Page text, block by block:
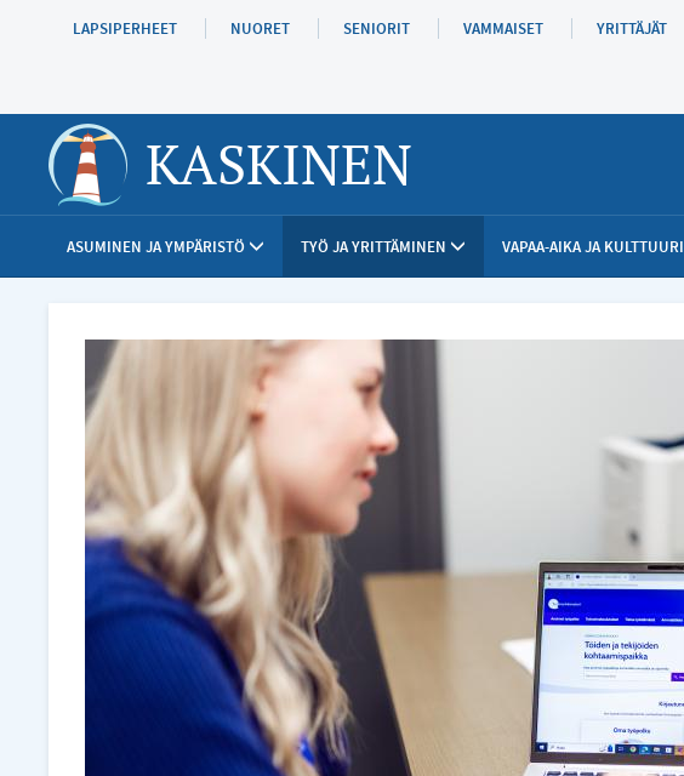
pääsisältöönLAPSIPERHEET NUORET SENIORIT VAMMAISET YRITTÄJÄT
KASKINEN
ASUMINEN JA YMPÄRISTÖ TYÖ JA YRITTÄMINEN VAPAA-AIKA JA KULTTUURI